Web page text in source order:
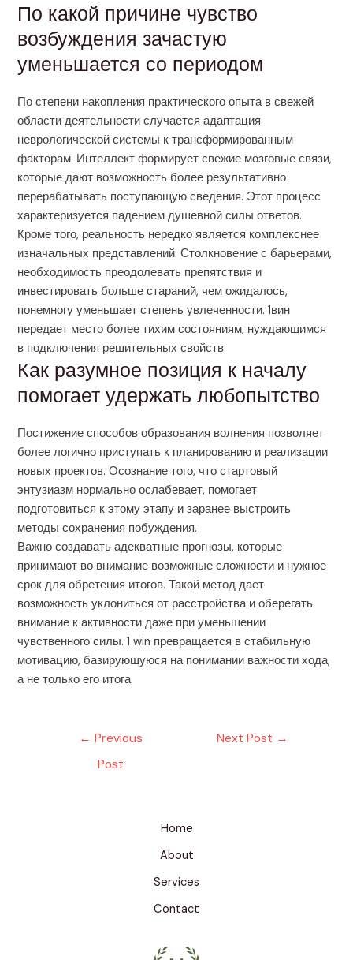
По какой причине чувство
возбуждения зачастую
уменьшается со периодом
По степени накопления практического опыта в свежей
области деятельности случается адаптация
неврологической системы к трансформированным
факторам. Интеллект формирует свежие мозговые связи,
которые дают возможность более результативно
перерабатывать поступающую сведения. Этот процесс
характеризуется падением душевной силы ответов.
Кроме того, реальность нередко является комплекснее
изначальных представлений. Столкновение с барьерами,
необходимость преодолевать препятствия и
инвестировать больше стараний, чем ожидалось,
понемногу уменьшает степень увлеченности. 1вин
передает место более тихим состояниям, нуждающимся
в подключения решительных свойств.
Как разумное позиция к началу
помогает удержать любопытство
Постижение способов образования волнения позволяет
более логично приступать к планированию и реализации
новых проектов. Осознание того, что стартовый
энтузиазм нормально ослабевает, помогает
подготовиться к этому этапу и заранее выстроить
методы сохранения побуждения.
Важно создавать адекватные прогнозы, которые
принимают во внимание возможные сложности и нужное
срок для обретения итогов. Такой метод дает
возможность уклониться от расстройства и оберегать
внимание к активности даже при уменьшении
чувственного силы. 1 win превращается в стабильную
мотивацию, базирующуюся на понимании важности хода,
а не только его итога.
← Previous
Post
Next Post →
Home
About
Services
Contact